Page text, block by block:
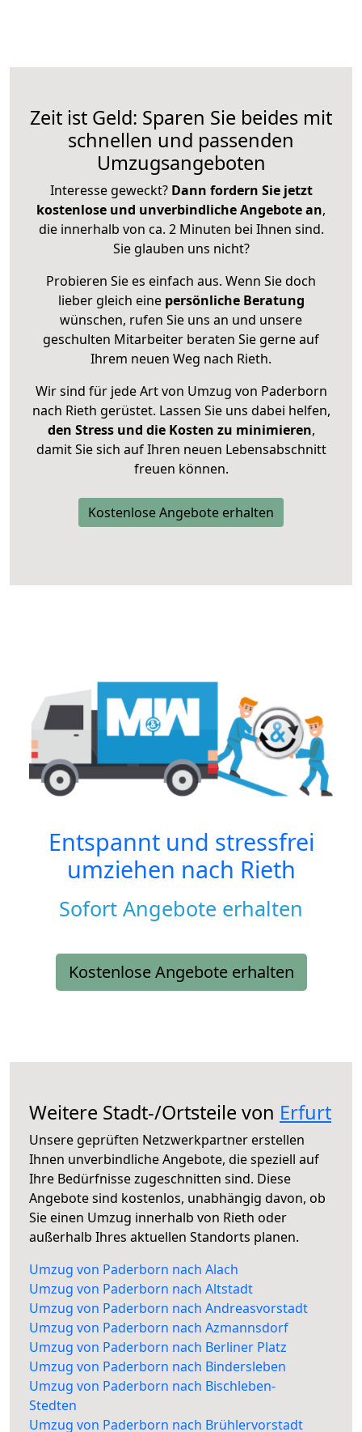
Zeit ist Geld: Sparen Sie beides mit
schnellen und passenden
Umzugsangeboten
Interesse geweckt? Dann fordern Sie jetzt
kostenlose und unverbindliche Angebote an,
die innerhalb von ca. 2 Minuten bei Ihnen sind.
Sie glauben uns nicht?
Probieren Sie es einfach aus. Wenn Sie doch
lieber gleich eine persönliche Beratung
wünschen, rufen Sie uns an und unsere
geschulten Mitarbeiter beraten Sie gerne auf
Ihrem neuen Weg nach Rieth.
Wir sind für jede Art von Umzug von Paderborn
nach Rieth gerüstet. Lassen Sie uns dabei helfen,
den Stress und die Kosten zu minimieren,
damit Sie sich auf Ihren neuen Lebensabschnitt
freuen können.
Kostenlose Angebote erhalten
Entspannt und stressfrei
umziehen nach Rieth
Sofort Angebote erhalten
Kostenlose Angebote erhalten
Weitere Stadt-/Ortsteile von Erfurt
Unsere geprüften Netzwerkpartner erstellen
Ihnen unverbindliche Angebote, die speziell auf
Ihre Bedürfnisse zugeschnitten sind. Diese
Angebote sind kostenlos, unabhängig davon, ob
Sie einen Umzug innerhalb von Rieth oder
außerhalb Ihres aktuellen Standorts planen.
Umzug von Paderborn nach Alach
Umzug von Paderborn nach Altstadt
Umzug von Paderborn nach Andreasvorstadt
Umzug von Paderborn nach Azmannsdorf
Umzug von Paderborn nach Berliner Platz
Umzug von Paderborn nach Bindersleben
Umzug von Paderborn nach Bischleben-
Stedten
Umzug von Paderborn nach Brühlervorstadt